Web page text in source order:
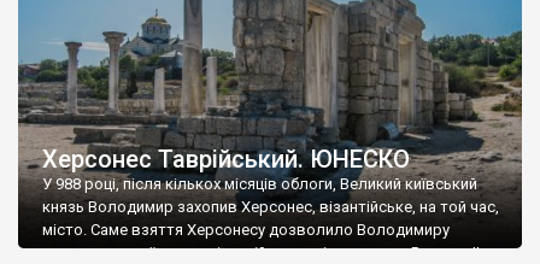
Херсонес Таврійський. ЮНЕСКО
У 988 році, після кількох місяців облоги, Великий київський
князь Володимир захопив Херсонес, візантійське, на той час,
місто. Саме взяття Херсонесу дозволило Володимиру
диктувати свої умови візантійському імператору Василю ІІ, та